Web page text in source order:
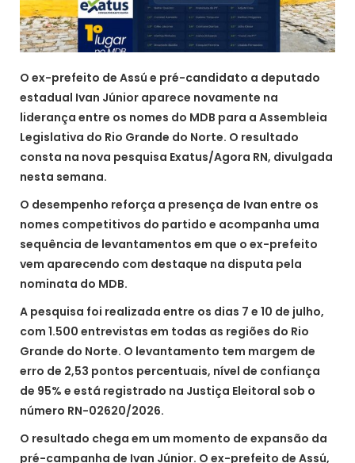
O ex-prefeito de Assú e pré-candidato a deputado
estadual Ivan Júnior aparece novamente na
liderança entre os nomes do MDB para a Assembleia
Legislativa do Rio Grande do Norte. O resultado
consta na nova pesquisa Exatus/Agora RN, divulgada
nesta semana.
O desempenho reforça a presença de Ivan entre os
nomes competitivos do partido e acompanha uma
sequência de levantamentos em que o ex-prefeito
vem aparecendo com destaque na disputa pela
nominata do MDB.
A pesquisa foi realizada entre os dias 7 e 10 de julho,
com 1.500 entrevistas em todas as regiões do Rio
Grande do Norte. O levantamento tem margem de
erro de 2,53 pontos percentuais, nível de confiança
de 95% e está registrado na Justiça Eleitoral sob o
número RN-02620/2026.
O resultado chega em um momento de expansão da
pré-campanha de Ivan Júnior. O ex-prefeito de Assú,